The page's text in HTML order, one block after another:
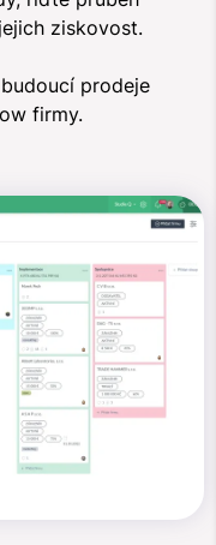
ziskovost.
prodeje
firmy.